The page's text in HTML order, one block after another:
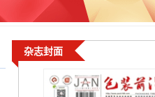
杂志封面